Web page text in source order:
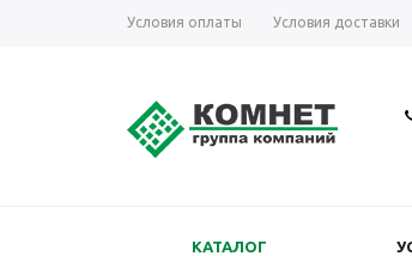
Условия оплаты Условия доставки
КАТАЛОГ